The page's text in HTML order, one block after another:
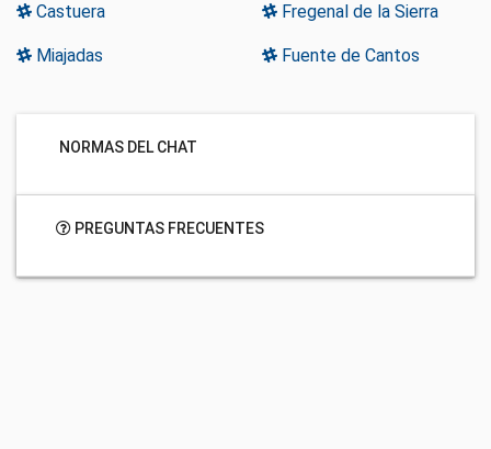
Castuera Fregenal de la Sierra
Miajadas Fuente de Cantos
NORMAS DEL CHAT
PREGUNTAS FRECUENTES